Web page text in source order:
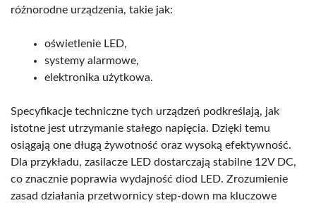
różnorodne urządzenia, takie jak:
oświetlenie LED,
systemy alarmowe,
elektronika użytkowa.
Specyfikacje techniczne tych urządzeń podkreślają, jak
istotne jest utrzymanie stałego napięcia. Dzięki temu
osiągają one długą żywotność oraz wysoką efektywność.
Dla przykładu, zasilacze LED dostarczają stabilne 12V DC,
co znacznie poprawia wydajność diod LED. Zrozumienie
zasad działania przetwornicy step-down ma kluczowe